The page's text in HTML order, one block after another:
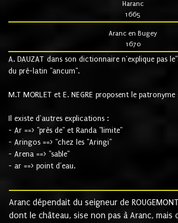
Haranc
1665
Aranc en Bugey
1670
A. DAUZAT dans son dictionnaire n'explique pas
du pré-latin "ancum".
M.T MORLET et E. NEGRE proposent le
Il existe d'autres explications :
- Ar ==> "près de" et Randa "limite"
- Aringos ==> "chez les "Aringi"
- Arena ==> "sable"
- ar ==> point d'eau.
Aranc dépendait du seigneur de
dont le château, sise non pas à Aranc, mais